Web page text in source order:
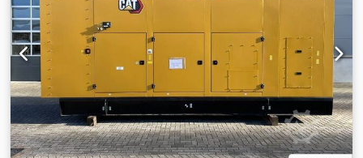
Hwox Ah Dskr - Μπαταρία - Πίνακας ελέγχου - Ατσάλινη
οροφή - Δεξαμενή